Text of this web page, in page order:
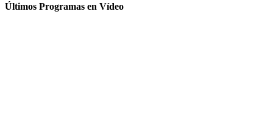
Últimos Programas en Vídeo